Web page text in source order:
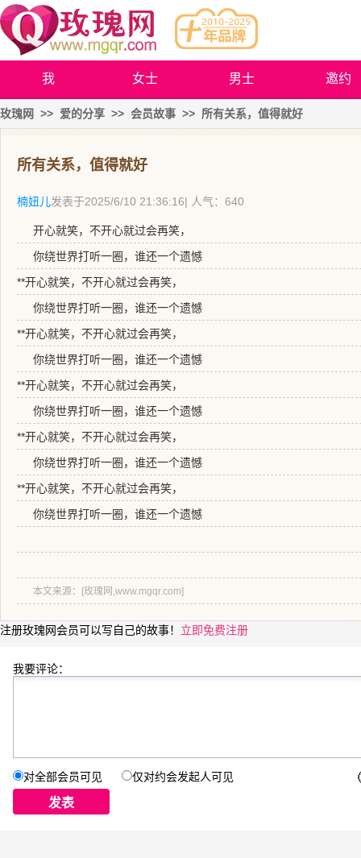
我 女士 男士 邀约
玫瑰网 >> 爱的分享 >> 会员故事 >> 所有关系，值得就好
所有关系，值得就好
楠妞儿发表于2025/6/10 21:36:16| 人气：640
开心就笑，不开心就过会再笑，
你绕世界打听一圈，谁还一个遗憾
**开心就笑，不开心就过会再笑，
你绕世界打听一圈，谁还一个遗憾
**开心就笑，不开心就过会再笑，
你绕世界打听一圈，谁还一个遗憾
**开心就笑，不开心就过会再笑，
你绕世界打听一圈，谁还一个遗憾
**开心就笑，不开心就过会再笑，
你绕世界打听一圈，谁还一个遗憾
**开心就笑，不开心就过会再笑，
你绕世界打听一圈，谁还一个遗憾
本文来源：[玫瑰网,www.mgqr.com]
注册玫瑰网会员可以写自己的故事！ 立即免费注册
我要评论：
对全部会员可见 仅对约会发起人可见